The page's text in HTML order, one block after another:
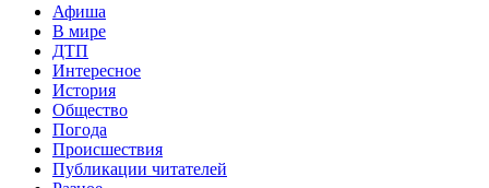
Афиша
В мире
ДТП
Интересное
История
Общество
Погода
Происшествия
Публикации читателей